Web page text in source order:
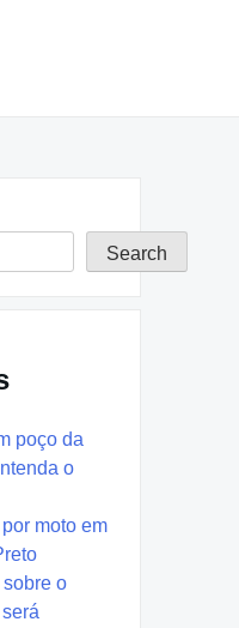
Search
poço da
o
moto em
sobre o